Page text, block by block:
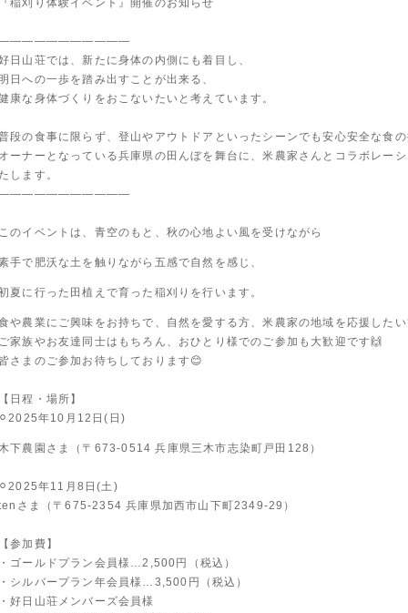
稲刈り体験イベント』開催のお知らせ
日山荘では、新たに身体の内側にも着目し、
日への一歩を踏み出すことが出来る、
康な身体づくりをおこないたいと考えています。
段の食事に限らず、登山やアウトドアといったシーンでも安心安全な食
ーナーとなっている兵庫県の田んぼを舞台に、米農家さんとコラボレー
します。
のイベントは、青空のもと、秋の心地よい風を受けながら
手で肥沃な土を触りながら五感で自然を感じ、
夏に行った田植えで育った稲刈りを行います。
や農業にご興味をお持ちで、自然を愛する方、米農家の地域を応援した
家族やお友達同士はもちろん、おひとり様でのご参加も大歓迎です🙌
さまのご参加お待ちしております😊
日程・場所】
年10月12日(日)
下農園さま（〒673-0514 兵庫県三木市志染町戸田128）
年11月8日(土)
さま（〒675-2354 兵庫県加西市山下町2349-29）
参加費】
ゴールドプラン会員様…2,500円（税込）
シルバープラン年会員様…3,500円（税込）
好日山荘メンバーズ会員様